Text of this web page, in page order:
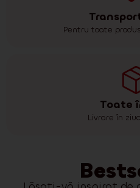
Pentru toate
Toate
Livrare în